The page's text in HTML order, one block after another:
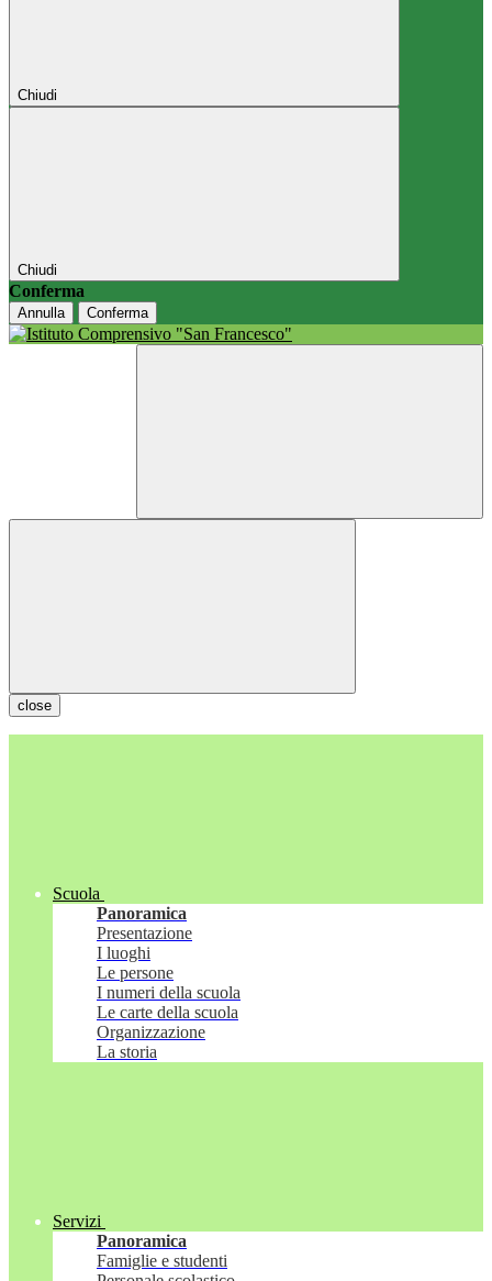
Chiudi
Chiudi
Conferma
Annulla Conferma
close
Scuola
Panoramica
Presentazione
I luoghi
Le persone
I numeri della scuola
Le carte della scuola
Organizzazione
La storia
Servizi
Panoramica
Famiglie e studenti